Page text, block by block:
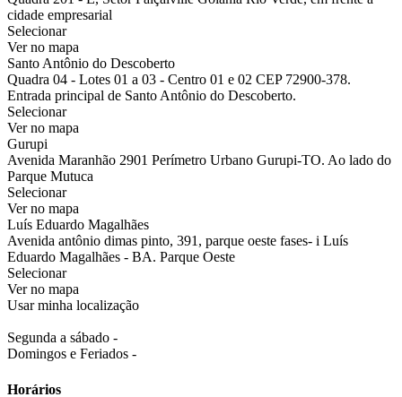
cidade empresarial
Selecionar
Ver no mapa
Santo Antônio do Descoberto
Quadra 04 - Lotes 01 a 03 - Centro 01 e 02 CEP 72900-378.
Entrada principal de Santo Antônio do Descoberto.
Selecionar
Ver no mapa
Gurupi
Avenida Maranhão 2901 Perímetro Urbano Gurupi-TO. Ao lado do
Parque Mutuca
Selecionar
Ver no mapa
Luís Eduardo Magalhães
Avenida antônio dimas pinto, 391, parque oeste fases- i Luís
Eduardo Magalhães - BA. Parque Oeste
Selecionar
Ver no mapa
Usar minha localização
Segunda a sábado -
Domingos e Feriados -
Horários